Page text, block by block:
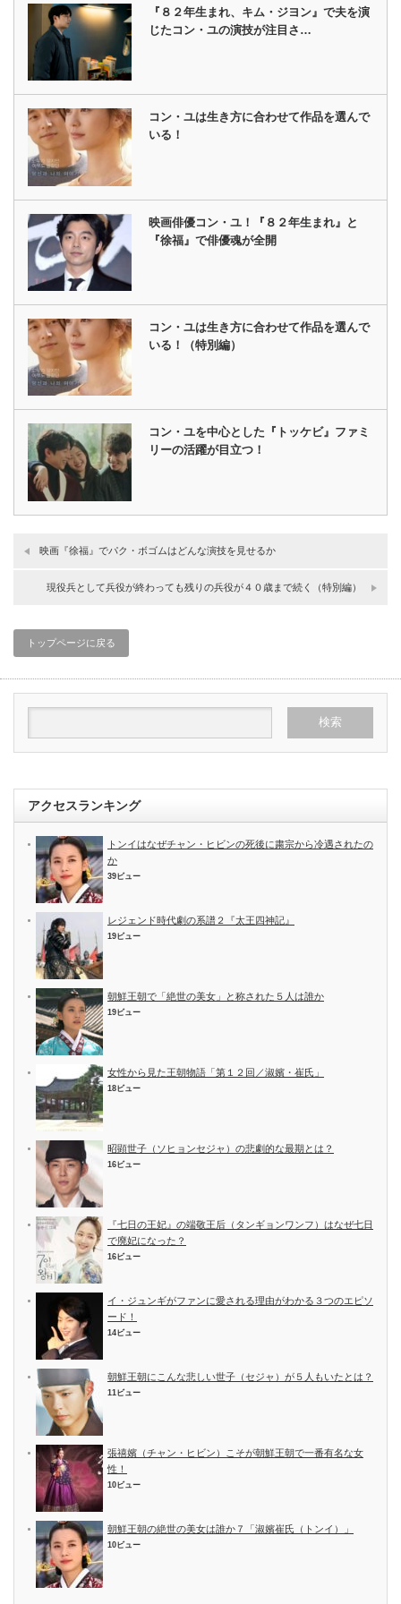
『８２年生まれ、キム・ジヨン』で夫を演
じたコン・ユの演技が注目さ…
コン・ユは生き方に合わせて作品を選んで
いる！
映画俳優コン・ユ！『８２年生まれ』と
『徐福』で俳優魂が全開
コン・ユは生き方に合わせて作品を選んで
いる！（特別編）
コン・ユを中心とした『トッケビ』ファミ
リーの活躍が目立つ！
映画『徐福』でパク・ボゴムはどんな演技を見せるか
現役兵として兵役が終わっても残りの兵役が４０歳まで続く（特別編）
トップページに戻る
アクセスランキング
トンイはなぜチャン・ヒビンの死後に粛宗から冷遇されたの
か
39ビュー
レジェンド時代劇の系譜２『太王四神記』
19ビュー
朝鮮王朝で「絶世の美女」と称された５人は誰か
19ビュー
女性から見た王朝物語「第１２回／淑嬪・崔氏」
18ビュー
昭顕世子（ソヒョンセジャ）の悲劇的な最期とは？
16ビュー
『七日の王妃』の端敬王后（タンギョンワンフ）はなぜ七日
で廃妃になった？
16ビュー
イ・ジュンギがファンに愛される理由がわかる３つのエピソ
ード！
14ビュー
朝鮮王朝にこんな悲しい世子（セジャ）が５人もいたとは？
11ビュー
張禧嬪（チャン・ヒビン）こそが朝鮮王朝で一番有名な女
性！
10ビュー
朝鮮王朝の絶世の美女は誰か７「淑嬪崔氏（トンイ）」
10ビュー